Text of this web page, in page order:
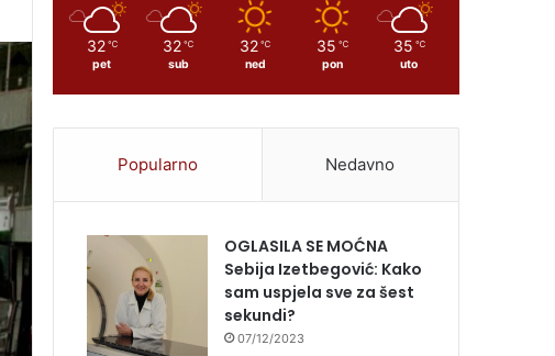
32 ℃
pet
32 ℃
sub
32 ℃
ned
35 ℃
pon
35 ℃
uto
Popularno Nedavno
OGLASILA SE MOĆNA
Sebija Izetbegović: Kako
sam uspjela sve za šest
sekundi?
07/12/2023